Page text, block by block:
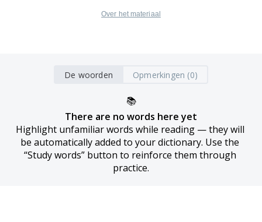
Over het materiaal
De woorden Opmerkingen (0)
📚
There are no words here yet
Highlight unfamiliar words while reading — they will
be automatically added to your dictionary. Use the
“Study words” button to reinforce them through
practice.